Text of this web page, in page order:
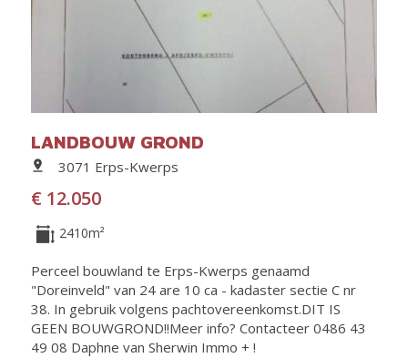
LANDBOUW GROND
3071 Erps-Kwerps
€ 12.050
2410m²
Perceel bouwland te Erps-Kwerps genaamd
"Doreinveld" van 24 are 10 ca - kadaster sectie C nr
38. In gebruik volgens pachtovereenkomst.DIT IS
GEEN BOUWGROND!!Meer info? Contacteer 0486 43
49 08 Daphne van Sherwin Immo + !